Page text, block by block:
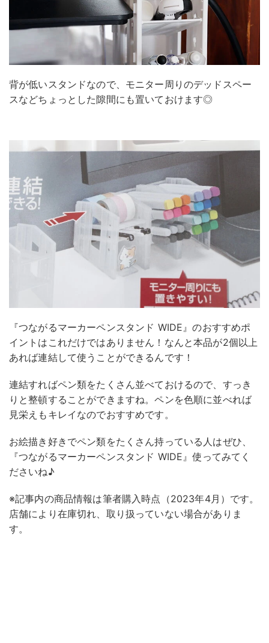
背が低いスタンドなので、モニター周りのデッドスペー
スなどちょっとした隙間にも置いておけます◎
『つながるマーカーペンスタンド WIDE』のおすすめポ
イントはこれだけではありません！なんと本品が2個以上
あれば連結して使うことができるんです！
連結すればペン類をたくさん並べておけるので、すっき
りと整頓することができますね。ペンを色順に並べれば
見栄えもキレイなのでおすすめです。
お絵描き好きでペン類をたくさん持っている人はぜひ、
『つながるマーカーペンスタンド WIDE』使ってみてく
ださいね♪
※記事内の商品情報は筆者購入時点（2023年4月）です。
店舗により在庫切れ、取り扱っていない場合がありま
す。